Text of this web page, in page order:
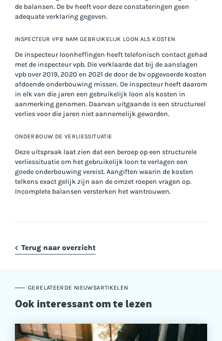
de balansen. De bv heeft voor deze constateringen geen
adequate verklaring gegeven.
INSPECTEUR VPB NAM GEBRUIKELIJK LOON ALS KOSTEN
De inspecteur loonheffingen heeft telefonisch contact gehad
met de inspecteur vpb. Die verklaarde dat bij de aanslagen
vpb over 2019, 2020 en 2021 de door de bv opgevoerde kosten
afdoende onderbouwing missen. De inspecteur heeft daarom
in elk van die jaren een gebruikelijk loon als kosten in
aanmerking genomen. Daarvan uitgaande is een structureel
verlies voor die jaren niet aannemelijk geworden.
ONDERBOUW DE VERLIESSITUATIE
Deze uitspraak laat zien dat een beroep op een structurele
verliessituatie om het gebruikelijk loon te verlagen een
goede onderbouwing vereist. Aangiften waarin de kosten
telkens exact gelijk zijn aan de omzet roepen vragen op.
Incomplete balansen versterken het wantrouwen.
Terug naar overzicht
GERELATEERDE NIEUWSARTIKELEN
Ook interessant om te lezen